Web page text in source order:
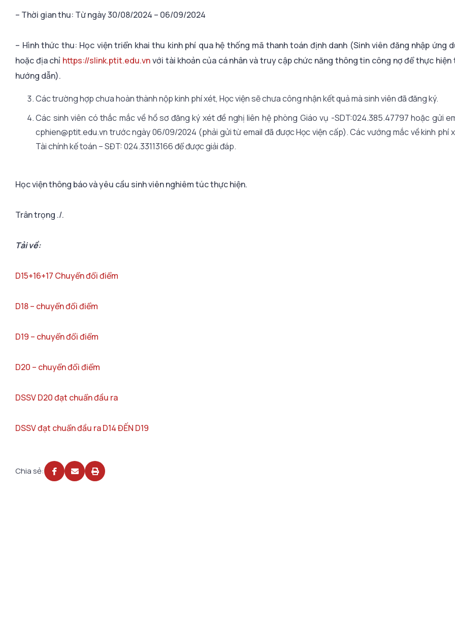
– Thời gian thu: Từ ngày 30/08/2024 – 06/09/2024
– Hình thức thu: Học viện triển khai thu kinh phí qua hệ thống mã thanh toán định danh (Sinh viên đăng nhập ứng
hoặc địa chỉ https://slink.ptit.edu.vnvới tài khoản của cá nhân và truy cập chức năng thông tin công nợ để thực
hướng dẫn).
Các trường hợp chưa hoàn thành nộp kinh phí xét, Học viện sẽ chưa công nhận kết quả mà sinh viên đã đăng ký.
Các sinh viên có thắc mắc về hồ sơ đăng ký xét đề nghị liên hệ phòng Giáo vụ -SDT:024.385.47797 hoặc gửi
cphien@ptit.edu.vn trước ngày 06/09/2024 (phải gửi từ email đã được Học viện cấp). Các vướng mắc về kinh phí
Tài chính kế toán – SĐT: 024.33113166 để được giải đáp.
Học viện thông báo và yêu cầu sinh viên nghiêm túc thực hiện.
Trân trọng ./.
Tải về:
D15+16+17 Chuyển đổi điểm
D18 – chuyển đổi điểm
D19 – chuyển đổi điểm
D20 – chuyển đổi điểm
DSSV D20 đạt chuẩn đầu ra
DSSV đạt chuẩn đầu ra D14 ĐẾN D19
Chia sẻ: